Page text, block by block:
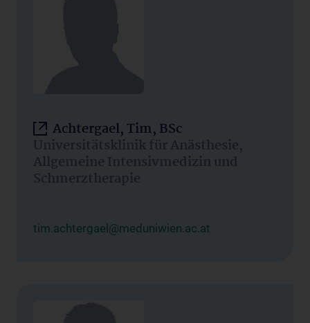
Achtergael, Tim, BSc
Universitätsklinik für Anästhesie,
Allgemeine Intensivmedizin und
Schmerztherapie
tim.achtergael@meduniwien.ac.at